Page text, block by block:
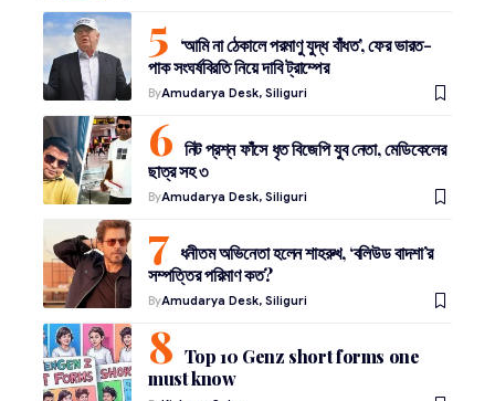
‘আমি না ঠেকালে পরমাণু যুদ্ধ বাঁধত’, ফের ভারত-
পাক সংঘর্ষবিরতি নিয়ে দাবি ট্রাম্পের
ByAmudarya Desk, Siliguri
নিট প্রশ্ন ফাঁসে ধৃত বিজেপি যুব নেতা, মেডিকেলের
ছাত্র সহ ৩
ByAmudarya Desk, Siliguri
ধনীতম অভিনেতা হলেন শাহরুখ, ‘বলিউড বাদশা’র
সম্পত্তির পরিমাণ কত?
ByAmudarya Desk, Siliguri
Top 10 Genz short forms one
must know